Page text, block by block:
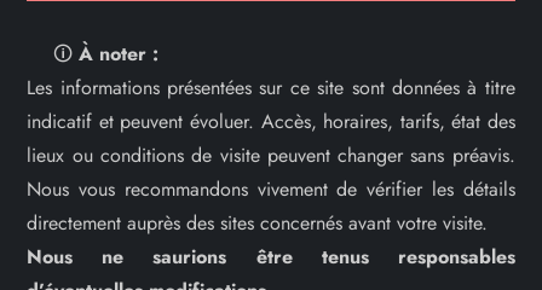
🛈À noter :
Les informations présentées sur ce site sont données à titre
indicatif et peuvent évoluer. Accès, horaires, tarifs, état des
lieux ou conditions de visite peuvent changer sans préavis.
Nous vous recommandons vivement de vérifier les détails
directement auprès des sites concernés avant votre visite.
Nous ne saurions être tenus responsables